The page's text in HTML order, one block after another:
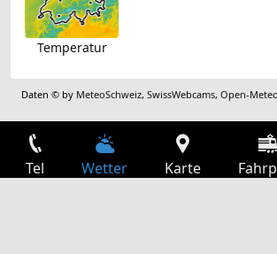
Temperatur
Daten © by MeteoSchweiz,SwissWebcams,Open-
Tel Wetter Karte